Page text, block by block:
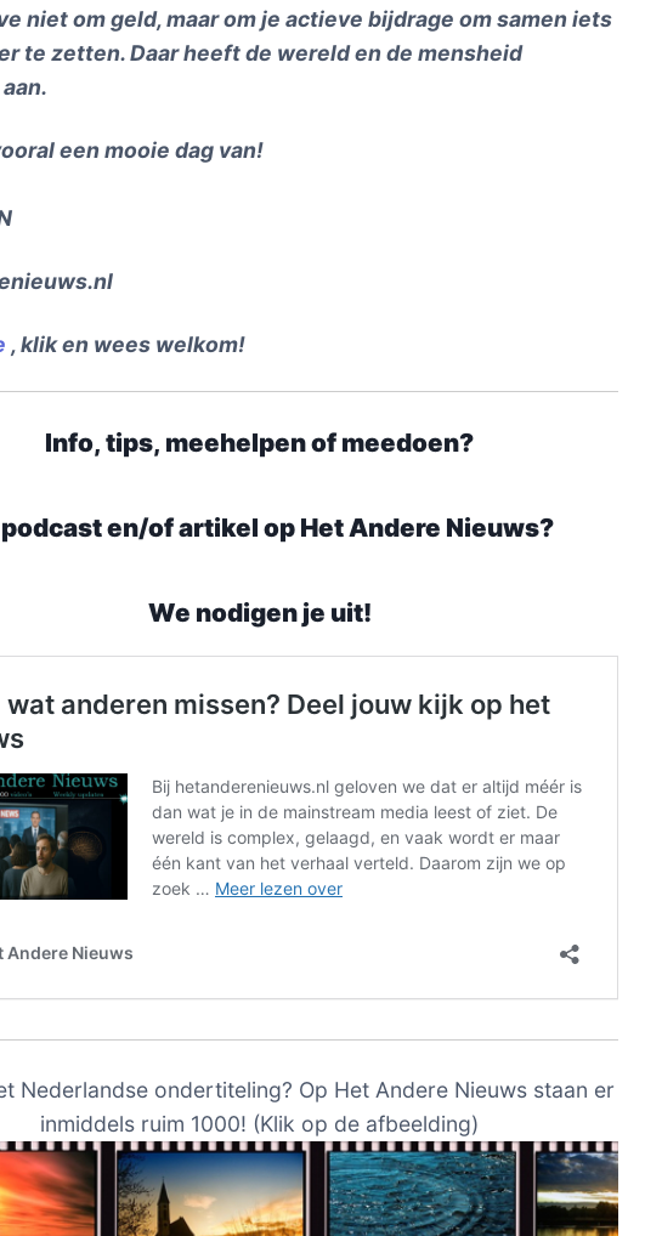
niet om geld, maar om je actieve bijdrage om samen iets
te zetten. Daar heeft de wereld en de mensheid
een mooie dag van!
, klik en wees welkom!
Info, tips, meehelpen of meedoen?
en/of artikel op Het Andere Nieuws?
We nodigen je uit!
Nederlandse ondertiteling? Op Het Andere Nieuws staan er
inmiddels ruim 1000! (Klik op de afbeelding)